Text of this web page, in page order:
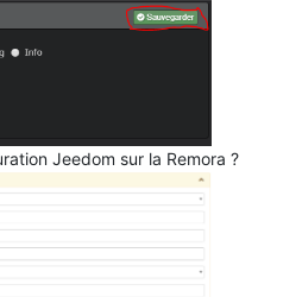
Jeedom sur la Remora ?